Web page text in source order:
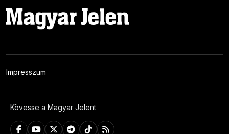
Impresszum
Kövesse a Magyar Jelent